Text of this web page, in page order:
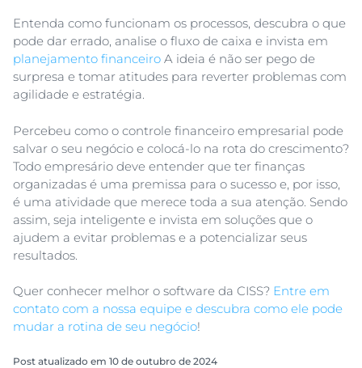
Entenda como funcionam os processos, descubra o que
pode dar errado, analise o fluxo de caixa e invista em
planejamento financeiro A ideia é não ser pego de
surpresa e tomar atitudes para reverter problemas com
agilidade e estratégia.
Percebeu como o controle financeiro empresarial pode
salvar o seu negócio e colocá-lo na rota do crescimento?
Todo empresário deve entender que ter finanças
organizadas é uma premissa para o sucesso e, por isso,
é uma atividade que merece toda a sua atenção. Sendo
assim, seja inteligente e invista em soluções que o
ajudem a evitar problemas e a potencializar seus
resultados.
Quer conhecer melhor o software da CISS? Entre em
contato com a nossa equipe e descubra como ele pode
mudar a rotina de seu negócio!
Post atualizado em 10 de outubro de 2024